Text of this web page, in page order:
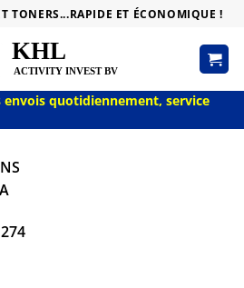
TONERS...RAPIDE ET ÉCONOMIQUE !
envois quotidiennement, service